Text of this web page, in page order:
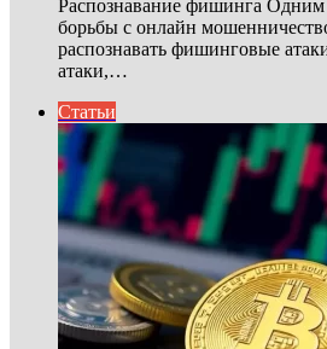
Распознавание фишинга Одним
борьбы с онлайн
распознавать фишинговые
атаки,…
Статьи